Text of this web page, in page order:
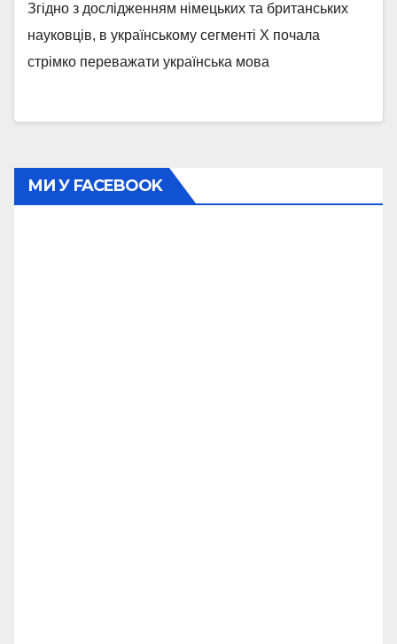
Згідно з дослідженням німецьких та британських
науковців, в українському сегменті X почала
стрімко переважати українська мова
МИ У FACEBOOK